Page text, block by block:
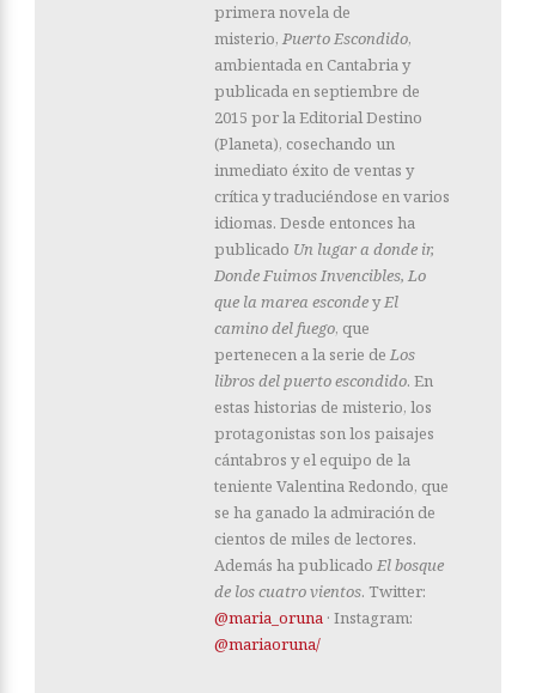
primera novela de
misterio, Puerto Escondido,
ambientada en Cantabria y
publicada en septiembre de
2015 por la Editorial Destino
(Planeta), cosechando un
inmediato éxito de ventas y
crítica y traduciéndose en varios
idiomas. Desde entonces ha
publicado Un lugar a donde ir,
Donde Fuimos Invencibles, Lo
que la marea escondeyEl
camino del fuego, que
pertenecen a la serie de Los
libros del puerto escondido. En
estas historias de misterio, los
protagonistas son los paisajes
cántabros y el equipo de la
teniente Valentina Redondo, que
se ha ganado la admiración de
cientos de miles de lectores.
Además ha publicado El bosque
de los cuatro vientos. Twitter:
@maria_oruna · Instagram:
@mariaoruna/